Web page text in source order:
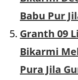
Babu Pur
Granth 09
Bikarmi
Pura Jila